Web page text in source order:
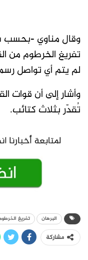
وقال مناوي -بحسب
تفريغ الخرطوم من
لم يتم أي تواصل
وأشار إلى أن قوات
تُقدّر بثلاث كتائب.
البرهان تفريغ
مشاركة